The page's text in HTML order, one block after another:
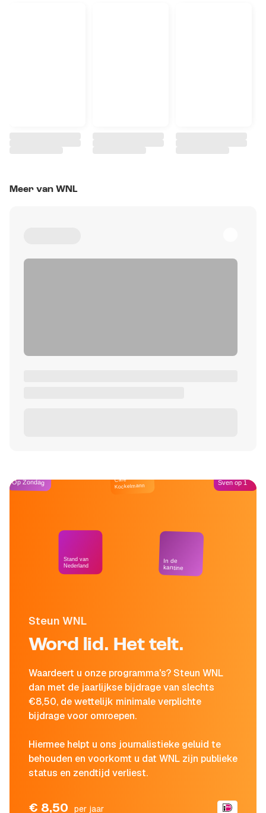
Meer van WNL
Steun WNL
Word lid. Het telt.
Waardeert u onze programma's? Steun WNL
dan met de jaarlijkse bijdrage van slechts
€8,50, de wettelijk minimale verplichte
bijdrage voor omroepen.
Hiermee helpt u ons journalistieke geluid te
behouden en voorkomt u dat WNL zijn publieke
status en zendtijd verliest.
€ 8,50 per jaar
Op Zondag
Stand van
Nederland
Café
Kockelmann
In de
kantine
Sven op 1